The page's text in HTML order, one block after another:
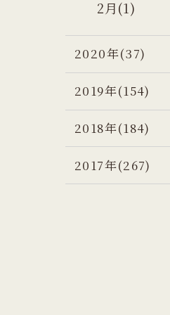
2月(1)
2020年(37)
2019年(154)
2018年(184)
2017年(267)